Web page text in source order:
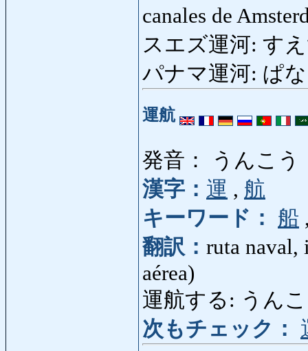
canales de
スエズ運河: す
パナマ運河: ぱな
運航
発音： うんこう
漢字： 運 , 航
キーワード：
船
翻訳： ruta naval,
aérea)
運航する: うんこ
次もチェック：